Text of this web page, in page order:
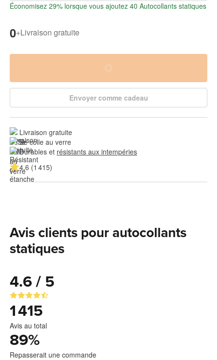
Économisez 29% lorsque vous ajoutez 40 Autocollants statiques
0+Livraison gratuite
Envoyer comme cadeau
Livraison gratuite
Se colle au verre
Durables et résistants aux intempéries
4.6 (1 415)
Avis clients pour autocollants
statiques
4.6 / 5
1 415
Avis au total
89%
Repasserait une commande